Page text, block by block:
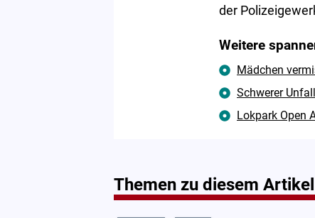
der
Weitere
Mädchen
Schwerer
Lokpark Open
Themen zu diesem Artikel